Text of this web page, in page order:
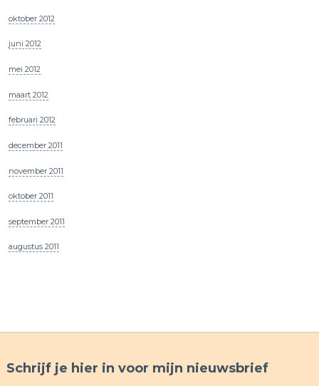
oktober 2012
juni 2012
mei 2012
maart 2012
februari 2012
december 2011
november 2011
oktober 2011
september 2011
augustus 2011
Schrijf je hier in voor mijn nieuwsbrief